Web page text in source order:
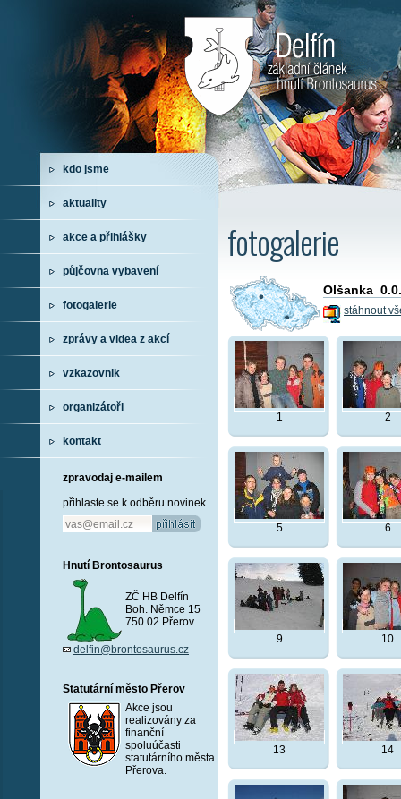
kdo jsme
aktuality
akce a přihlášky
půjčovna vybavení
fotogalerie
zprávy a videa z akcí
vzkazovnik
organizátoři
kontakt
zpravodaj e-mailem
přihlaste se k odběru novinek
Hnutí Brontosaurus
ZČ HB Delfín
Boh. Němce 15
750 02 Přerov
delfin@brontosaurus.cz
Statutární město Přerov
Akce jsou
realizovány za
finanční
spoluúčasti
statutárního města
Přerova.
fotogalerie
Olšanka
stáhnout
1 2
5 6
9 10
13 14